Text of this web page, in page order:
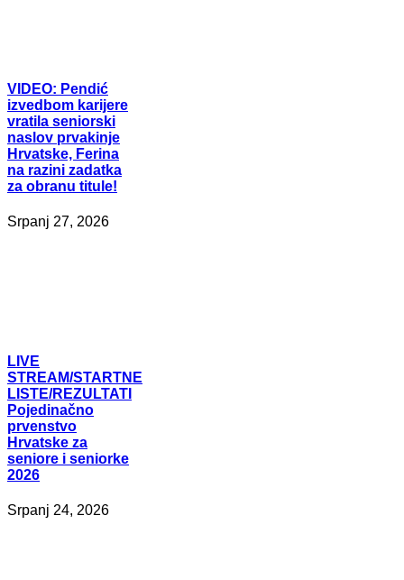
VIDEO: Pendić
izvedbom karijere
vratila seniorski
naslov prvakinje
Hrvatske, Ferina
na razini zadatka
za obranu titule!
Srpanj 27, 2026
LIVE
STREAM/STARTNE
LISTE/REZULTATI
Pojedinačno
prvenstvo
Hrvatske za
seniore i seniorke
2026
Srpanj 24, 2026